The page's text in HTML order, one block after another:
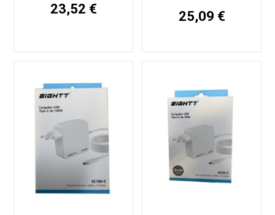
23,52 € 25,09 €